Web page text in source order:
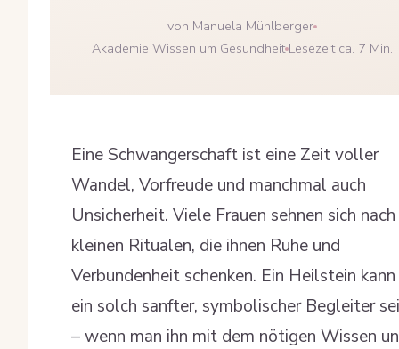
von Manuela Mühlberger
Akademie Wissen um Gesundheit Lesezeit ca. 7 Min.
Eine Schwangerschaft ist eine Zeit voller
Wandel, Vorfreude und manchmal auch
Unsicherheit. Viele Frauen sehnen sich nach
kleinen Ritualen, die ihnen Ruhe und
Verbundenheit schenken. Ein Heilstein kann
ein solch sanfter, symbolischer Begleiter
– wenn man ihn mit dem nötigen Wissen